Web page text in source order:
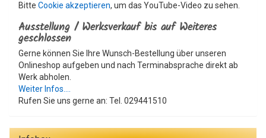
Bitte Cookie akzeptieren, um das YouTube-Video zu sehen.
Ausstellung / Werksverkauf bis auf Weiteres
geschlossen
Gerne können Sie Ihre Wunsch-Bestellung über unseren
Onlineshop aufgeben und nach Terminabsprache direkt ab
Werk abholen.
Weiter Infos....
Rufen Sie uns gerne an: Tel. 029441510